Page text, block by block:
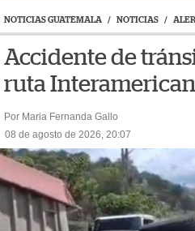
NOTICIAS GUATEMALA / NOTICIAS /
Accidente de
ruta
Por Maria Fernanda Gallo
08 de agosto de 2026, 20:07